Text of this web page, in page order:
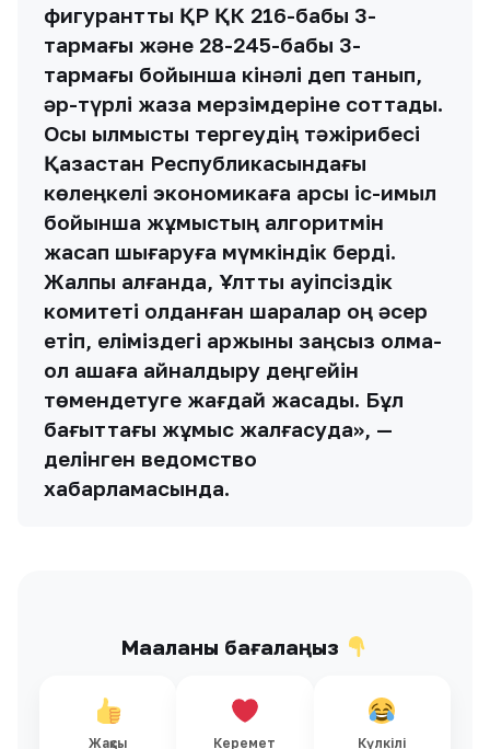
фигурантты ҚР ҚК 216-бабы 3-
тармағы және 28-245-бабы 3-
тармағы бойынша кінәлі деп танып,
әр-түрлі жаза мерзімдеріне соттады.
Осы қылмысты тергеудің тәжірибесі
Қазақстан Республикасындағы
көлеңкелі экономикаға қарсы іс-қимыл
бойынша жұмыстың алгоритмін
жасап шығаруға мүмкіндік берді.
Жалпы алғанда, Ұлттық қауіпсіздік
комитеті қолданған шаралар оң әсер
етіп, еліміздегі қаржыны заңсыз қолма-
қол ақшаға айналдыру деңгейін
төмендетуге жағдай жасады. Бұл
бағыттағы жұмыс жалғасуда», —
делінген ведомство
хабарламасында.
Мақаланы бағалаңыз
Жақсы Керемет Күлкілі